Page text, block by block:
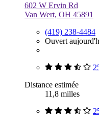
602 W Ervin Rd
Van Wert, OH 45891
(419) 238-4484
Ouvert
Distance estimée
11,8 milles